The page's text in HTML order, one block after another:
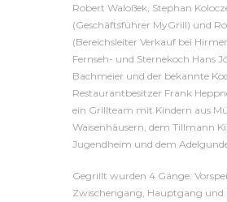
Robert Waloßek, Stephan
(Geschäftsführer MyGrill) und
(Bereichsleiter Verkauf bei
Fernseh- und Sternekoch Hans
Bachmeier und der bekannte
Restaurantbesitzer Frank
ein Grillteam mit Kindern aus
Waisenhäusern, dem Tillmann
Jugendheim und dem
Gegrillt wurden 4 Gänge:
Zwischengang, Hauptgang und